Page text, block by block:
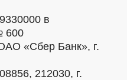
в
600
«Сбер Банк», г.
212030, г.